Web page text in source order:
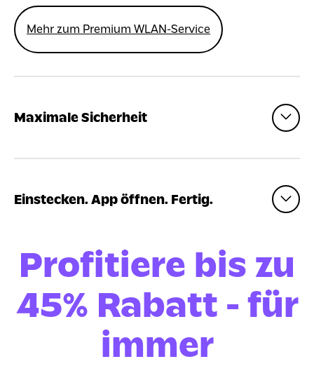
Mehr zum Premium WLAN-Service
Maximale Sicherheit
Einstecken. App öffnen. Fertig.
Profitiere bis zu
45% Rabatt - für
immer